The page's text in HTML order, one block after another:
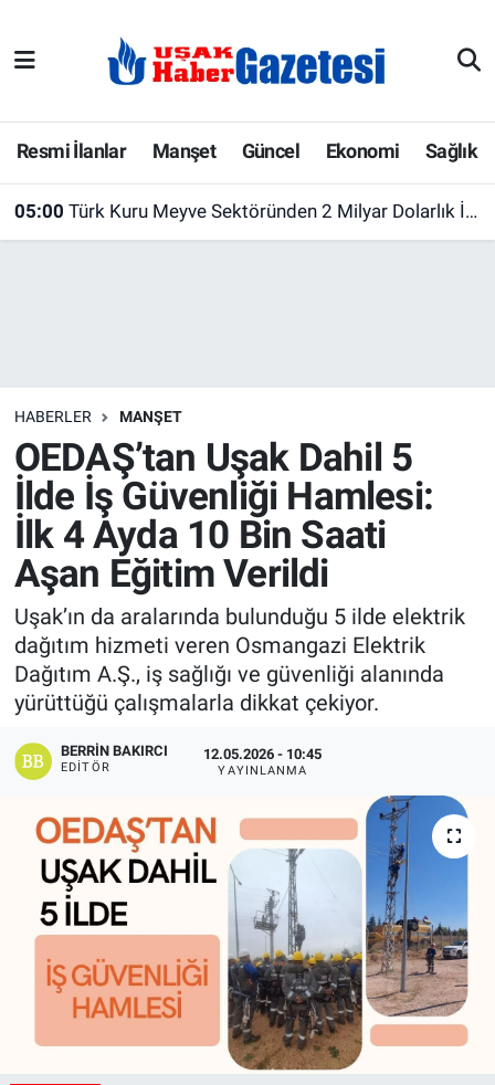
Resmi İlanlar Manşet Güncel Ekonomi Sağlık
05:00 Türk Kuru Meyve Sektöründen 2 Milyar Dolarlık İhracat Hedefi
HABERLER MANŞET
OEDAŞ’tan Uşak Dahil 5
İlde İş Güvenliği Hamlesi:
İlk 4 Ayda 10 Bin Saati
Aşan Eğitim Verildi
Uşak’ın da aralarında bulunduğu 5 ilde elektrik
dağıtım hizmeti veren Osmangazi Elektrik
Dağıtım A.Ş., iş sağlığı ve güvenliği alanında
yürüttüğü çalışmalarla dikkat çekiyor.
BERRIN BAKIRCI
EDITÖR
12.05.2026 - 10:45
YAYINLANMA
E-Gazete
Ekonomi
Köşe Yazarları
Kültür Sanat
Manşet
Resmi İlanlar
Sağlık
Son Dakika
Spor
Uşak Haberleri
Uşak Hava Durumu
Uşak Trafik Yoğunluk Haritası